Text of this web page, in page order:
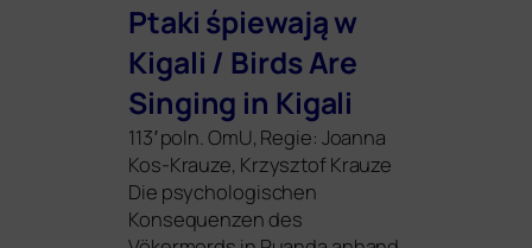
Ptaki śpie­wa­ją w
Kigali / Birds Are
Singing in Kigali
113′ poln. OmU, Regie: Joanna
Kos-Krauze, Krzysztof Krauze
Die psy­cho­lo­gi­schen
Konsequenzen des